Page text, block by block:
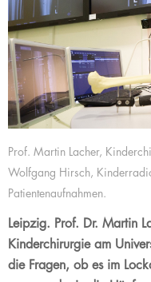
Prof. Martin Lacher,
Wolfgang Hirsch,
Patientenaufnahmen.
Leipzig. Prof. Dr. Martin
Kinderchirurgie am
die Fragen, ob es im